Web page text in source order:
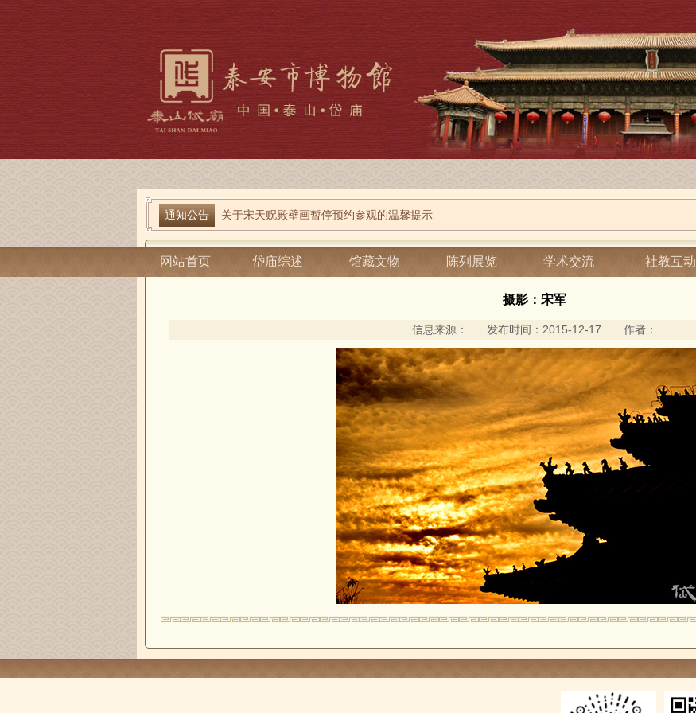
网站首页 岱庙综述 馆藏文物 陈列展览 学术交流 社教互动
通知公告
关于宋天贶殿壁画暂停预约参观的温馨提示
当前位置： 泰安市博物馆-岱庙综述 全景岱庙-影像岱庙 风光图片
摄影：宋军
信息来源： 发布时间：2015-12-17 作者：